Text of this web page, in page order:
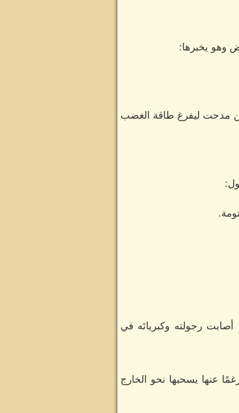
وهو يخبرها:
مدحت ليفرغ طاقة الغضب
رجولته وكبريائه في
عنها يسحبها نحو الخارج